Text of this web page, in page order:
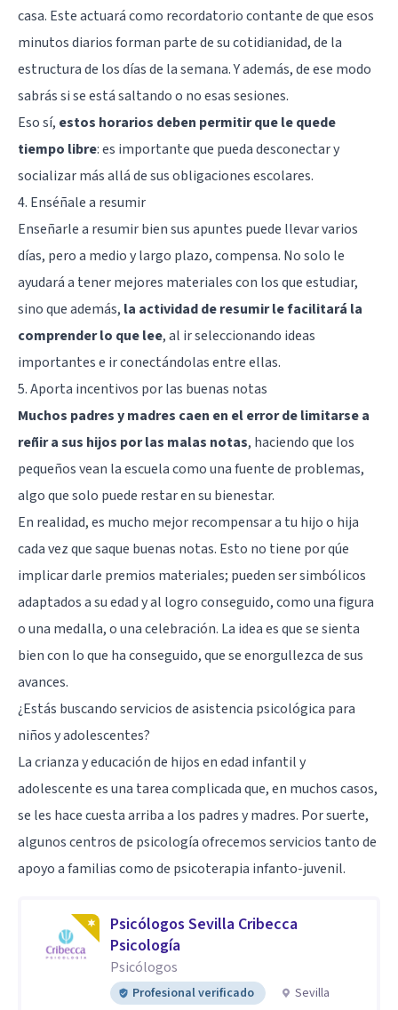
casa. Este actuará como recordatorio contante de que esos
minutos diarios forman parte de su cotidianidad, de la
estructura de los días de la semana. Y además, de ese modo
sabrás si se está saltando o no esas sesiones.
Eso sí, estos horarios deben permitir que le quede
tiempo libre: es importante que pueda desconectar y
socializar más allá de sus obligaciones escolares.
4. Enséñale a resumir
Enseñarle a resumir bien sus apuntes puede llevar varios
días, pero a medio y largo plazo, compensa. No solo le
ayudará a tener mejores materiales con los que estudiar,
sino que además, la actividad de resumir le facilitará la
comprender lo que lee, al ir seleccionando ideas
importantes e ir conectándolas entre ellas.
5. Aporta incentivos por las buenas notas
Muchos padres y madres caen en el error de limitarse a
reñir a sus hijos por las malas notas, haciendo que los
pequeños vean la escuela como una fuente de problemas,
algo que solo puede restar en su bienestar.
En realidad, es mucho mejor recompensar a tu hijo o hija
cada vez que saque buenas notas. Esto no tiene por qúe
implicar darle premios materiales; pueden ser simbólicos
adaptados a su edad y al logro conseguido, como una figura
o una medalla, o una celebración. La idea es que se sienta
bien con lo que ha conseguido, que se enorgullezca de sus
avances.
¿Estás buscando servicios de asistencia psicológica para
niños y adolescentes?
La crianza y educación de hijos en edad infantil y
adolescente es una tarea complicada que, en muchos casos,
se les hace cuesta arriba a los padres y madres. Por suerte,
algunos centros de psicología ofrecemos servicios tanto de
apoyo a familias como de psicoterapia infanto-juvenil.
Psicólogos Sevilla Cribecca
Psicología
Psicólogos
Profesional verificado
Sevilla